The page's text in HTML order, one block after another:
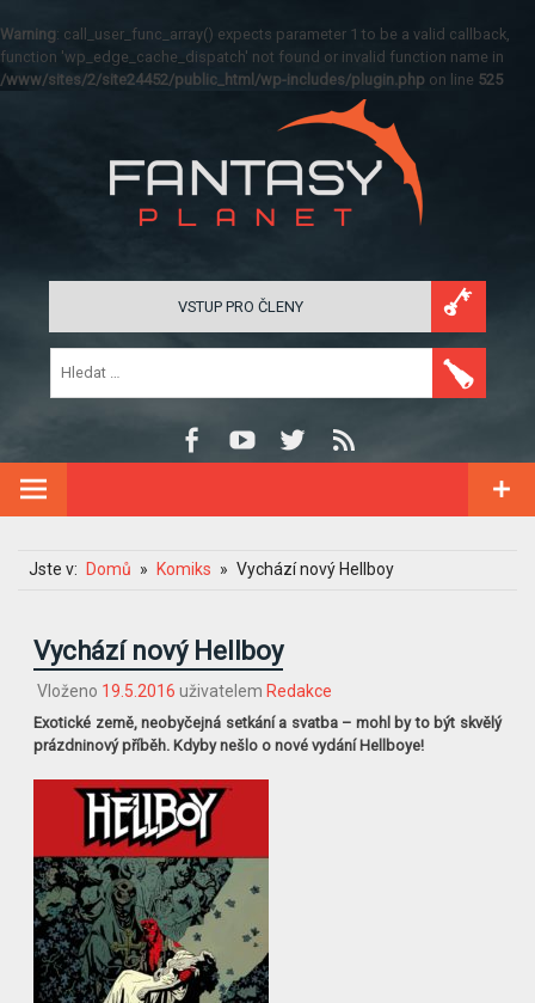
Warning: call_user_func_array() expects parameter 1 to be a valid callback,
function 'wp_edge_cache_dispatch' not found or invalid function name in
/www/sites/2/site24452/public_html/wp-includes/plugin.php on line 525
VSTUP PRO ČLENY
Jste v: Domů Komiks Vychází nový Hellboy
Vychází nový Hellboy
Vloženo 19.5.2016 uživatelem Redakce
Exotické země, neobyčejná setkání a svatba – mohl by to být skvělý
prázdninový příběh. Kdyby nešlo o nové vydání Hellboye!